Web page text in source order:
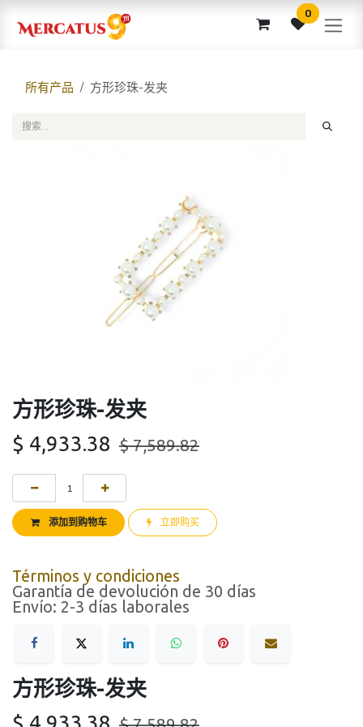
0
所有产品 方形珍珠-发夹
方形珍珠-发夹
$ 4,933.38 $7,589.82
添加到购物车 立即购买
Términos y condiciones
Garantía de devolución de 30 días
Envío: 2-3 días laborales
方形珍珠-发夹